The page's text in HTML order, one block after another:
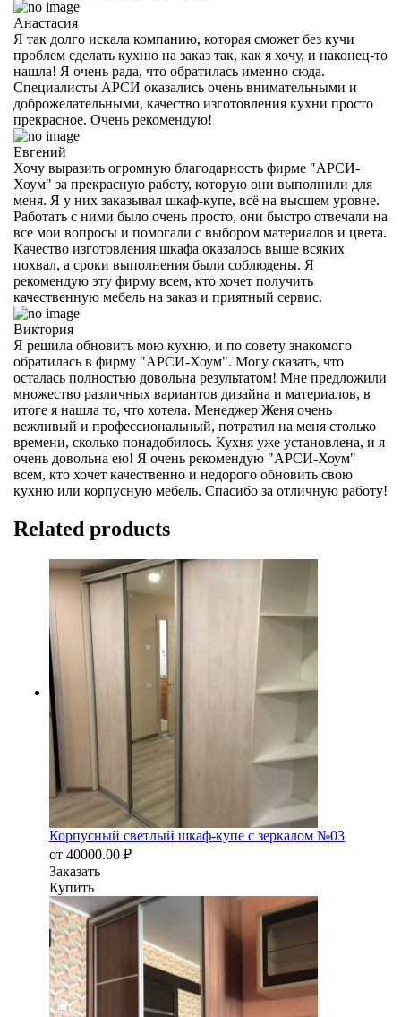
Анастасия
Я так долго искала компанию, которая сможет без кучи
проблем сделать кухню на заказ так, как я хочу, и наконец-то
нашла! Я очень рада, что обратилась именно сюда.
Специалисты АРСИ оказались очень внимательными и
доброжелательными, качество изготовления кухни просто
прекрасное. Очень рекомендую!
Евгений
Хочу выразить огромную благодарность фирме "АРСИ-
Хоум" за прекрасную работу, которую они выполнили для
меня. Я у них заказывал шкаф-купе, всё на высшем уровне.
Работать с ними было очень просто, они быстро отвечали на
все мои вопросы и помогали с выбором материалов и цвета.
Качество изготовления шкафа оказалось выше всяких
похвал, а сроки выполнения были соблюдены. Я
рекомендую эту фирму всем, кто хочет получить
качественную мебель на заказ и приятный сервис.
Виктория
Я решила обновить мою кухню, и по совету знакомого
обратилась в фирму "АРСИ-Хоум". Могу сказать, что
осталась полностью довольна результатом! Мне предложили
множество различных вариантов дизайна и материалов, в
итоге я нашла то, что хотела. Менеджер Женя очень
вежливый и профессиональный, потратил на меня столько
времени, сколько понадобилось. Кухня уже установлена, и я
очень довольна ею! Я очень рекомендую "АРСИ-Хоум"
всем, кто хочет качественно и недорого обновить свою
кухню или корпусную мебель. Спасибо за отличную работу!
Related products
Корпусный светлый шкаф-купе с зеркалом №03
от 40000.00 ₽
Заказать
Купить